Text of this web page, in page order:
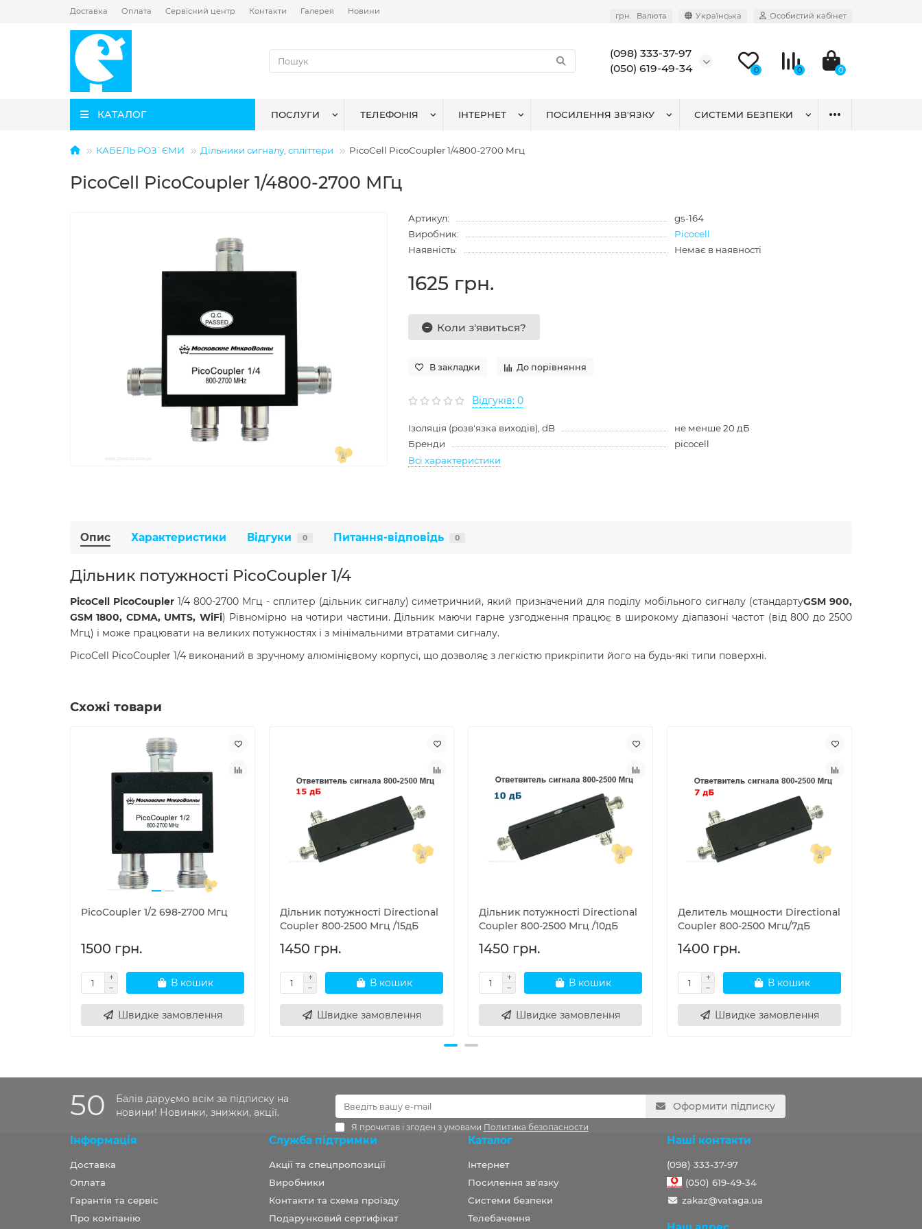
Доставка Оплата Сервісний центр Контакти Галерея Новини грн. Валюта Українська Особистий кабінет
(098) 333-37-97
(050) 619-49-34
0 0 0
КАТАЛОГ ПОСЛУГИ ТЕЛЕФОНІЯ ІНТЕРНЕТ ПОСИЛЕННЯ ЗВ'ЯЗКУ СИСТЕМИ БЕЗПЕКИ
КАБЕЛЬ РОЗ`ЄМИ Дільники сигналу, спліттери PicoCell PicoCoupler 1/4800-2700 Мгц
PicoCell PicoCoupler 1/4800-2700 МГц
Артикул:
gs-164
Виробник:
Picocell
Наявність:
Немає в наявності
1625 грн.
Коли з'явиться?
В закладки До порівняння
Відгуків: 0
Ізоляція (розв'язка виходів), dB
не менше 20 дБ
Бренди
picocell
Всі характеристики
Опис Характеристики Відгуки 0 Питання-відповідь 0
Дільник потужності PicoCoupler 1/4
PicoCell PicoCoupler1/4 800-2700 Мгц - сплитер (дільник сигналу) симетричний, який призначений для поділу мобільного сигналу (стандартуGSM 900,
GSM 1800, CDMA, UMTS, WiFi) Рівномірно на чотири частини. Дільник маючи гарне узгодження працює в широкому діапазоні частот (від 800 до 2500
Мгц) і може працювати на великих потужностях і з мінімальними втратами сигналу.
PicoCell PicoCoupler 1/4 виконаний в зручному алюмінієвому корпусі, що дозволяє з легкістю прикріпити його на будь-які типи поверхні.
Схожі товари
PicoCoupler 1/2 698-2700 Мгц
1500 грн.
В кошик
Швидке замовлення
Дільник потужності Directional
Coupler 800-2500 Мгц /15дБ
1450 грн.
В кошик
Швидке замовлення
Дільник потужності Directional
Coupler 800-2500 Мгц /10дБ
1450 грн.
В кошик
Швидке замовлення
Делитель мощности Directional
Coupler 800-2500 Мгц/7дБ
1400 грн.
В кошик
Швидке замовлення
50
Балів даруємо всім за підписку на
новини! Новинки, знижки, акції.
Оформити підписку
Я прочитав і згоден з умовами Политика безопасности
Інформація
Доставка
Оплата
Гарантія та сервіс
Про компанію
Служба підтримки
Акції та спецпропозиції
Виробники
Контакти та схема проїзду
Подарунковий сертифікат
Каталог
Інтернет
Посилення зв'язку
Системи безпеки
Телебачення
Наші контакти
(098) 333-37-97
(050) 619-49-34
zakaz@vataga.ua